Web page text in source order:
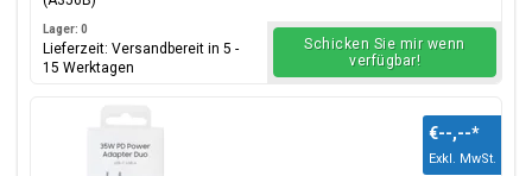
Lager: 0
Lieferzeit: Versandbereit in 5 -
15 Werktagen
Schicken Sie mir wenn
verfügbar!
€--,--*
Exkl. MwSt.